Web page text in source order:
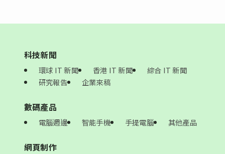
科技新聞
環球 IT 新聞 香港 IT 新聞
綜合 IT 新聞
研究報告
企業來稿
數碼產品
電腦週邊 智能手機 手提電腦 其他產品
網頁制作